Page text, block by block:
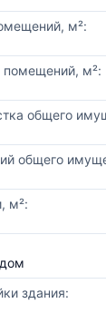
м²:
м²:
общего
общего
м²:
здания: